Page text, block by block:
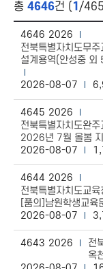
총 4646건 ( 1 /
4646 2026
전북특별자치도무주
설계용역(안성중 외
2026-08-07
4645 2026
전북특별자치도완주
2026년 7월 올봄
2026-08-07
4644 2026
전북특별자치도교
[품의]남원학생교
2026-08-07
4643 2026
전
옥